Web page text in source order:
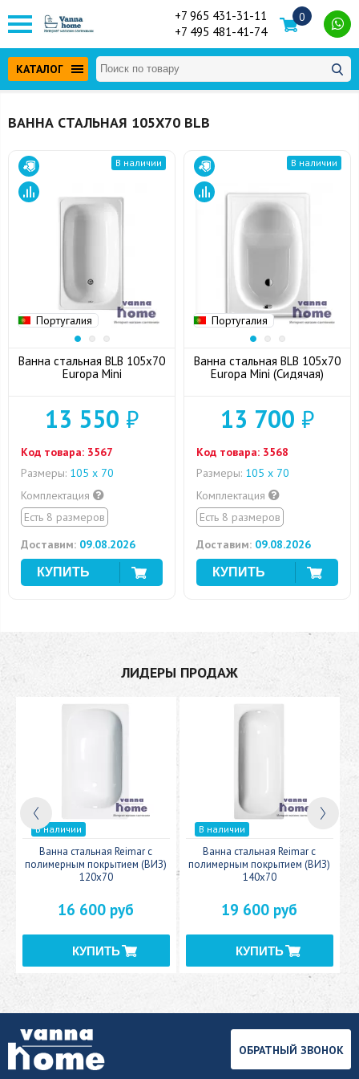
+7 965 431-31-11
+7 495 481-41-74
0
КАТАЛОГ
ВАННА СТАЛЬНАЯ 105Х70 BLB
Португалия
В наличии
Ванна стальная BLB 105x70
Europa Mini
13 550 ₽
Код товара: 3567
Размеры: 105 x 70
Комплектация
Есть 8 размеров
Доставим: 09.08.2026
Португалия
В наличии
Ванна стальная BLB 105x70
Europa Mini (Сидячая)
13 700 ₽
Код товара: 3568
Размеры: 105 x 70
Комплектация
Есть 8 размеров
Доставим: 09.08.2026
ЛИДЕРЫ ПРОДАЖ
В наличии
Ванна стальная Reimar с
полимерным покрытием (ВИЗ)
120x70
16 600 руб
В наличии
Ванна стальная Reimar с
полимерным покрытием (ВИЗ)
140x70
19 600 руб
ОБРАТНЫЙ ЗВОНОК